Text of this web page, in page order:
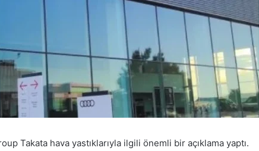
Takata hava yastıklarıyla ilgili önemli bir açıklama yaptı.